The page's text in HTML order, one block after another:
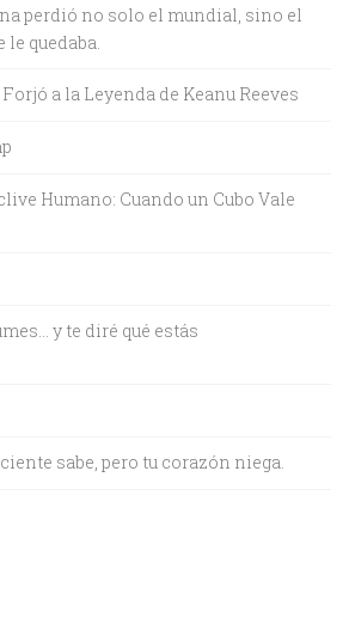
perdió no solo el mundial, sino el
quedaba.
a la Leyenda de Keanu Reeves
Humano: Cuando un Cubo Vale
y te diré qué estás
sabe, pero tu corazón niega.